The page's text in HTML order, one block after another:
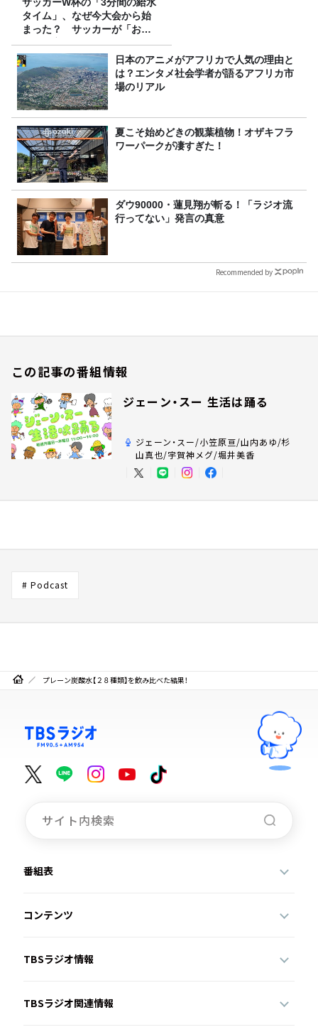
タイム」、なぜ今大会から始
まった？ サッカーが「お
金」に変わる仕組み
日本のアニメがアフリカで人気の理由と
は？エンタメ社会学者が語るアフリカ市
場のリアル
夏こそ始めどきの観葉植物！オザキフラ
ワーパークが凄すぎた！
ダウ90000・蓮見翔が斬る！「ラジオ流
行ってない」発言の真意
Recommended by
この記事の番組情報
ジェーン・スー 生活は踊る
ジェーン・スー/小笠原亘/山内あゆ/杉
山真也/宇賀神メグ/堀井美香
# Podcast
プレーン炭酸水【２８種類】を飲み比べた結果！
番組表
コンテンツ
TBSラジオ情報
TBSラジオ関連情報